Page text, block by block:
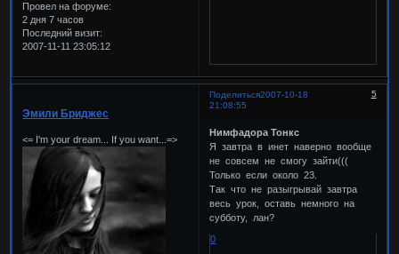
Провел на форуме:
2 дня 7 часов
Последний визит:
2007-11-11 23:05:12
Поделиться 5
2007-10-18
21:08:55
Эмили Бриджес
<= I'm your dream... If you want...=>
Нимфадора Тонкс
Я завтра в инет наверно вообще
не совсем не смогу зайти(((
Только если около 23.
Так что не разыгрывай завтра
весь урок, оставь немного на
субботу, лан?
0